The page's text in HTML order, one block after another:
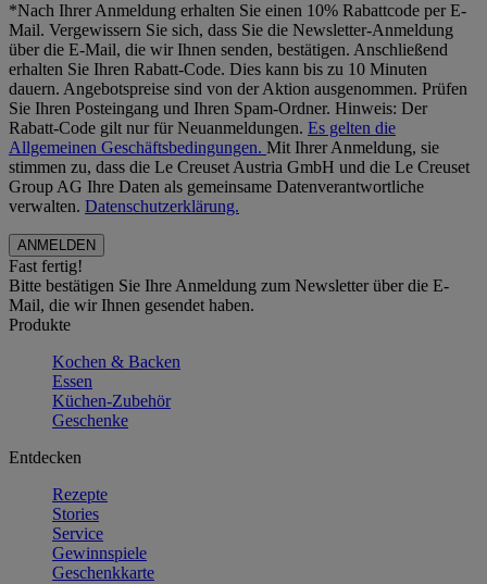
*Nach Ihrer Anmeldung erhalten Sie einen 10% Rabattcode per E-
Mail. Vergewissern Sie sich, dass Sie die Newsletter-Anmeldung
über die E-Mail, die wir Ihnen senden, bestätigen. Anschließend
erhalten Sie Ihren Rabatt-Code. Dies kann bis zu 10 Minuten
dauern. Angebotspreise sind von der Aktion ausgenommen. Prüfen
Sie Ihren Posteingang und Ihren Spam-Ordner. Hinweis: Der
Rabatt-Code gilt nur für Neuanmeldungen. Es gelten die
Allgemeinen Geschäftsbedingungen. Mit Ihrer Anmeldung, sie
stimmen zu, dass die Le Creuset Austria GmbH und die Le Creuset
Group AG Ihre Daten als gemeinsame Datenverantwortliche
verwalten. Datenschutzerklärung.
Fast fertig!
Bitte bestätigen Sie Ihre Anmeldung zum Newsletter über die E-
Mail, die wir Ihnen gesendet haben.
Produkte
Kochen & Backen
Essen
Küchen-Zubehör
Geschenke
Entdecken
Rezepte
Stories
Service
Gewinnspiele
Geschenkkarte